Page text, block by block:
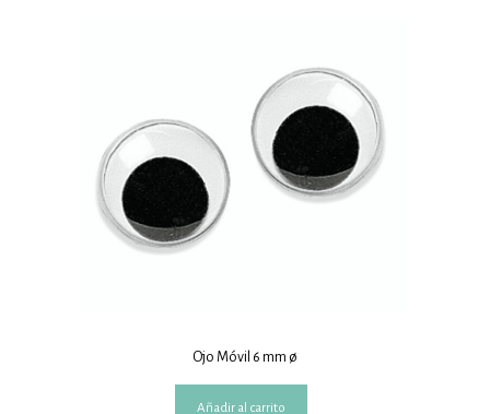
Ojo Móvil 6 mm ø
Añadir al carrito